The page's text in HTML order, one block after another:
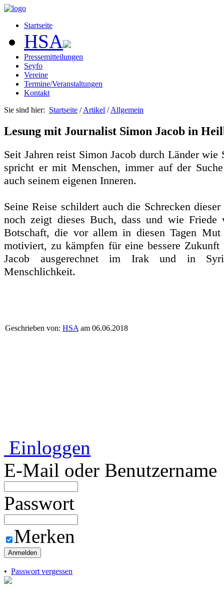
Startseite
HSA
Pressemitteilungen
Seyfo
Vereine
Termine/Veranstaltungen
Kontakt
Sie sind hier: Startseite /Artikel /Allgemein
Lesung mit Journalist Simon Jacob in
Seit Jahren reist Simon Jacob durch Länder
spricht er mit Menschen, immer auf der
auch seinem eigenen Inneren.
Seine Reise schildert auch die Schrecken
noch zeigt dieses Buch, dass und wie
Botschaft, die vor allem in diesen Tagen
motiviert, zu kämpfen für eine bessere
Jacob ausgerechnet im Irak und in
Menschlichkeit.
Geschrieben von: HSA am 06.06.2018
Einloggen
E-Mail oder Benutzername
Passwort
Merken
Anmelden
• Passwort vergessen